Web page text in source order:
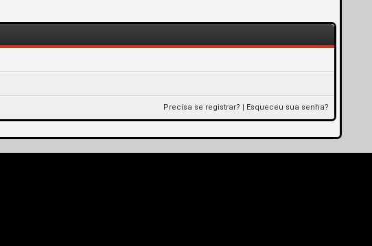
Precisa se registrar? | Esqueceu sua senha?